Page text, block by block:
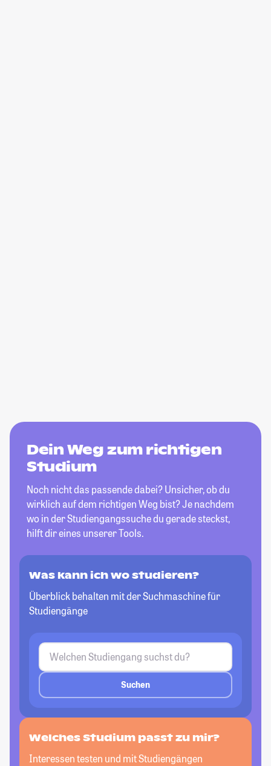
Dein Weg zum richtigen
Studium
Noch nicht das passende dabei? Unsicher, ob du
wirklich auf dem richtigen Weg bist? Je nachdem
wo in der Studiengangssuche du gerade steckst,
hilft dir eines unserer Tools.
Was kann ich wo studieren?
Überblick behalten mit der Suchmaschine für
Studiengänge
Suchen
Welches Studium passtzu mir?
Interessen testen und mit Studiengängen